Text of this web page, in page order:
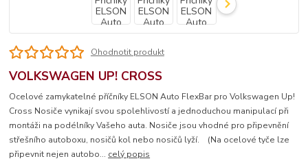
Ohodnotit produkt
VOLKSWAGEN UP! CROSS
Ocelové zamykatelné příčníky ELSON Auto FlexBar pro Volkswagen Up!
Cross Nosiče vynikají svou spolehlivostí a jednoduchou manipulací při
montáži na podélníky Vašeho auta. Nosiče jsou vhodné pro připevnění
střešního autoboxu, nosičů kol nebo nosičů lyží. (Na ocelové tyče lze
připevnit nejen autobo... celý popis